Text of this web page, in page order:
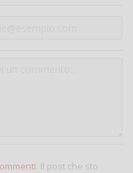
. Il post che sto